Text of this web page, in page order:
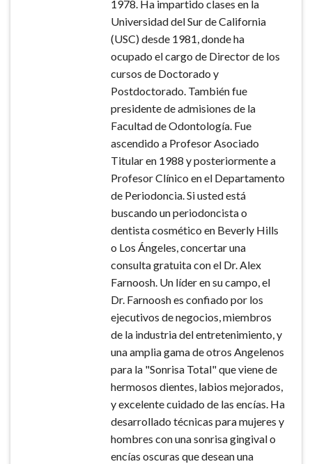
1978. Ha impartido clases en la
Universidad del Sur de California
(USC) desde 1981, donde ha
ocupado el cargo de Director de los
cursos de Doctorado y
Postdoctorado. También fue
presidente de admisiones de la
Facultad de Odontología. Fue
ascendido a Profesor Asociado
Titular en 1988 y posteriormente a
Profesor Clínico en el Departamento
de Periodoncia. Si usted está
buscando un periodoncista o
dentista cosmético en Beverly Hills
o Los Ángeles, concertar una
consulta gratuita con el Dr. Alex
Farnoosh. Un líder en su campo, el
Dr. Farnoosh es confiado por los
ejecutivos de negocios, miembros
de la industria del entretenimiento, y
una amplia gama de otros Angelenos
para la "Sonrisa Total" que viene de
hermosos dientes, labios mejorados,
y excelente cuidado de las encías. Ha
desarrollado técnicas para mujeres y
hombres con una sonrisa gingival o
encías oscuras que desean una